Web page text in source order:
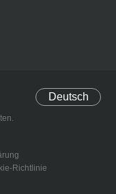
Deutsch
Richtlinie